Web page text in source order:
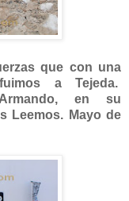
que con una
a Tejeda.
en su
Leemos. Mayo de